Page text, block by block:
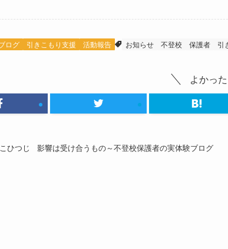
ログ 引きこもり支援 活動報告 お知らせ 不登校 保護者 引
よかっ
ひつじ 影響は受け合うもの～不登校保護者の実体験ブログ